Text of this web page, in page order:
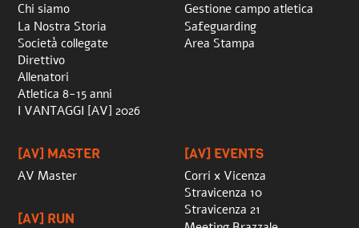
Chi siamo
La Nostra Storia
Società collegate
Direttivo
Allenatori
Atletica 8-15 anni
I VANTAGGI [AV] 2026
Gestione campo atletica
Safeguarding
Area Stampa
[AV] MASTER
AV Master
[AV] RUN
[AV] EVENTS
Corri x Vicenza
Stravicenza 10
Stravicenza 21